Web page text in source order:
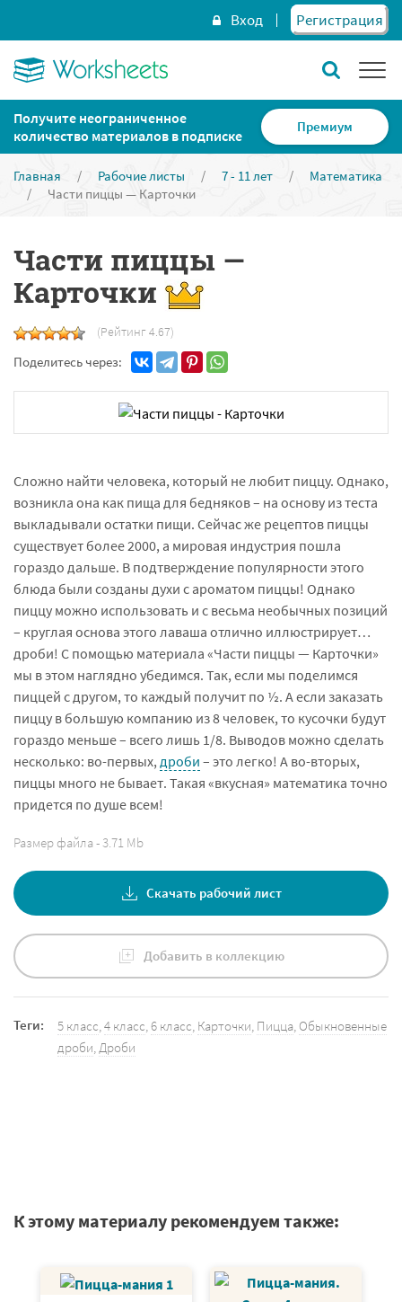
Вход Регистрация
Получите неограниченное
количество материалов в подписке
Премиум
Главная / Рабочие листы / 7 - 11 лет /
Математика
/
Части пиццы — Карточки
Части пиццы —
Карточки
(Рейтинг 4.67)
Поделитесь через:
Сложно найти человека, который не любит пиццу. Однако,
возникла она как пища для бедняков – на основу из теста
выкладывали остатки пищи. Сейчас же рецептов пиццы
существует более 2000, а мировая индустрия пошла
гораздо дальше. В подтверждение популярности этого
блюда были созданы духи с ароматом пиццы! Однако
пиццу можно использовать и с весьма необычных позиций
– круглая основа этого лаваша отлично иллюстрирует…
дроби! С помощью материала «Части пиццы — Карточки»
мы в этом наглядно убедимся. Так, если мы поделимся
пиццей с другом, то каждый получит по ½. А если заказать
пиццу в большую компанию из 8 человек, то кусочки будут
гораздо меньше – всего лишь 1/8. Выводов можно сделать
несколько: во-первых, дроби – это легко! А во-вторых,
пиццы много не бывает. Такая «вкусная» математика точно
придется по душе всем!
Размер файла - 3.71 Mb
Скачать рабочий лист
Добавить в коллекцию
Теги: 5 класс 4 класс 6 класс Карточки Пицца Обыкновенные
дроби Дроби
К этому материалу рекомендуем также: